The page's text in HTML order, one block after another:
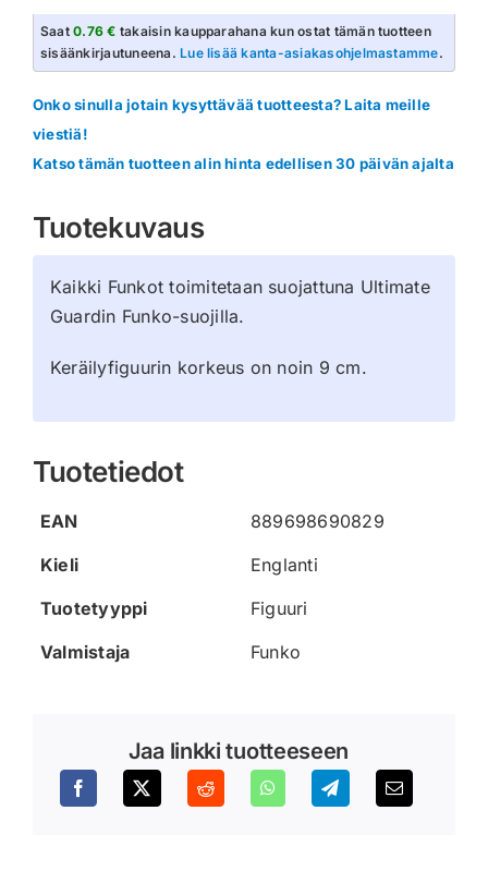
Saat0.76 € takaisin kaupparahana kun ostat tämän tuotteen
sisäänkirjautuneena.Lue lisää kanta-asiakasohjelmastamme.
Onko sinulla jotain kysyttävää tuotteesta? Laita meille
viestiä!
Katso tämän tuotteen alin hinta edellisen 30 päivän ajalta
Tuotekuvaus
Kaikki Funkot toimitetaan suojattuna Ultimate
Guardin Funko-suojilla.
Keräilyfiguurin korkeus on noin 9 cm.
Tuotetiedot
EAN
889698690829
Kieli
Englanti
Tuotetyyppi
Figuuri
Valmistaja
Funko
Jaa linkki tuotteeseen